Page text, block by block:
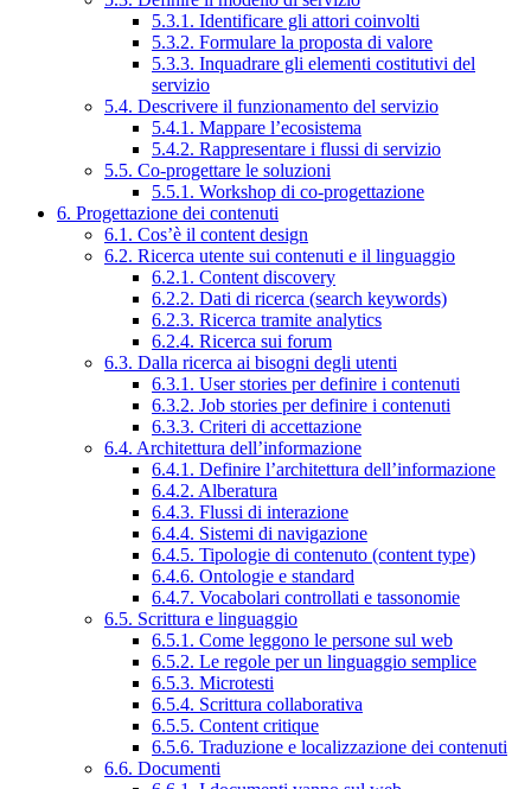
5.3.1. Identificare gli attori coinvolti
5.3.2. Formulare la proposta di valore
5.3.3. Inquadrare gli elementi costitutivi del
servizio
5.4. Descrivere il funzionamento del servizio
5.4.1. Mappare l’ecosistema
5.4.2. Rappresentare i flussi di servizio
5.5. Co-progettare le soluzioni
5.5.1. Workshop di co-progettazione
6. Progettazione dei contenuti
6.1. Cos’è il content design
6.2. Ricerca utente sui contenuti e il linguaggio
6.2.1. Content discovery
6.2.2. Dati di ricerca (search keywords)
6.2.3. Ricerca tramite analytics
6.2.4. Ricerca sui forum
6.3. Dalla ricerca ai bisogni degli utenti
6.3.1. User stories per definire i contenuti
6.3.2. Job stories per definire i contenuti
6.3.3. Criteri di accettazione
6.4. Architettura dell’informazione
6.4.1. Definire l’architettura dell’informazione
6.4.2. Alberatura
6.4.3. Flussi di interazione
6.4.4. Sistemi di navigazione
6.4.5. Tipologie di contenuto (content type)
6.4.6. Ontologie e standard
6.4.7. Vocabolari controllati e tassonomie
6.5. Scrittura e linguaggio
6.5.1. Come leggono le persone sul web
6.5.2. Le regole per un linguaggio semplice
6.5.3. Microtesti
6.5.4. Scrittura collaborativa
6.5.5. Content critique
6.5.6. Traduzione e localizzazione dei contenuti
6.6. Documenti